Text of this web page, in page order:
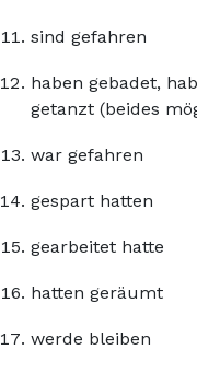
sind gefahren
haben gebadet,
getanzt (beides
war gefahren
gespart hatten
gearbeitet hatte
hatten geräumt
werde bleiben